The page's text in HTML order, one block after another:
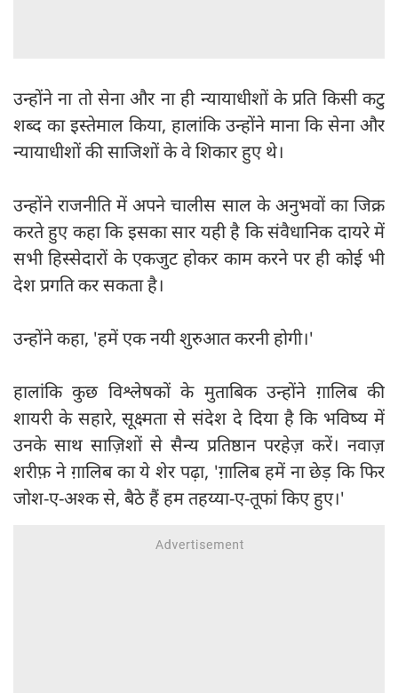
उन्होंने ना तो सेना और ना ही न्यायाधीशों के प्रति किसी कटु
शब्द का इस्तेमाल किया, हालांकि उन्होंने माना कि सेना और
न्यायाधीशों की साजिशों के वे शिकार हुए थे।
उन्होंने राजनीति में अपने चालीस साल के अनुभवों का जिक्र
करते हुए कहा कि इसका सार यही है कि संवैधानिक दायरे में
सभी हिस्सेदारों के एकजुट होकर काम करने पर ही कोई भी
देश प्रगति कर सकता है।
उन्होंने कहा, 'हमें एक नयी शुरुआत करनी होगी।'
हालांकि कुछ विश्लेषकों के मुताबिक उन्होंने ग़ालिब की
शायरी के सहारे, सूक्ष्मता से संदेश दे दिया है कि भविष्य में
उनके साथ साज़िशों से सैन्य प्रतिष्ठान परहेज़ करें। नवाज़
शरीफ़ ने ग़ालिब का ये शेर पढ़ा, 'ग़ालिब हमें ना छेड़ कि फिर
जोश-ए-अश्क से, बैठे हैं हम तहय्या-ए-तूफां किए हुए।'